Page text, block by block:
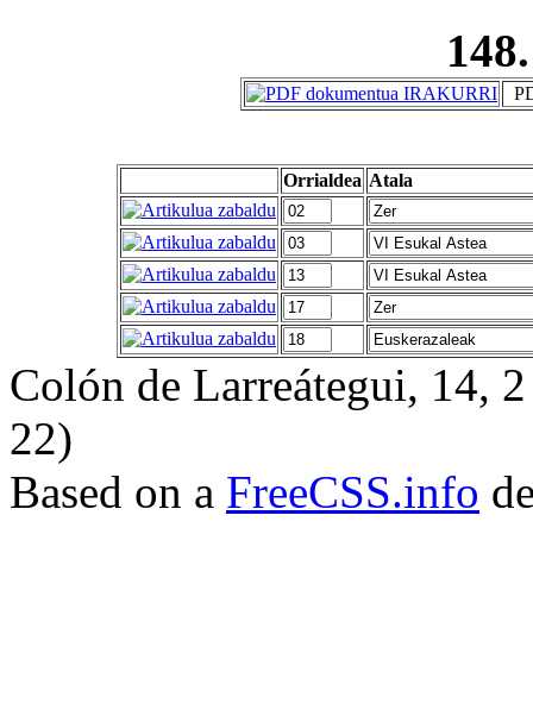
Orrialdea Atala
Colón de Larreátegui, 14,
22)
Based on a FreeCSS.info